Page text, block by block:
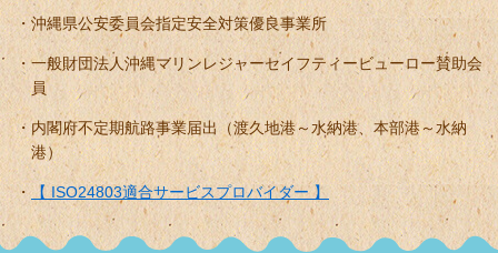
沖縄県公安委員会指定安全対策優良事業所
一般財団法人沖縄マリンレジャーセイフティービューロー賛助会
員
内閣府不定期航路事業届出（渡久地港～水納港、本部港～水納
港）
【 ISO24803適合サービスプロバイダー 】